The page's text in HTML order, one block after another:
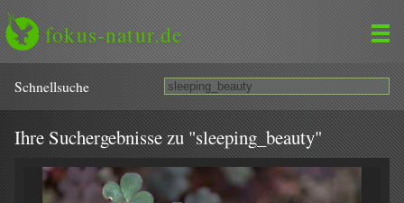
fokus-natur.de
Schnell­suche
Ihre Suchergebnisse zu "sleeping_beauty"